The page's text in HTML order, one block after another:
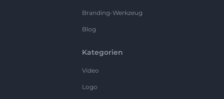
Branding-Werkzeug
Blog
Kategorien
Video
Logo